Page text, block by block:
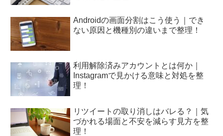
Androidの画面分割はこう使う｜でき
ない原因と機種別の違いまで整理！
利用解除済みアカウントとは何か｜
Instagramで見かける意味と対処を整
理！
リツイートの取り消しはバレる？｜気
づかれる場面と不安を減らす見方を整
理！